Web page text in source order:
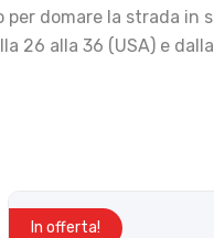
domare la strada in
26 alla 36 (USA) e dalla
In offerta!